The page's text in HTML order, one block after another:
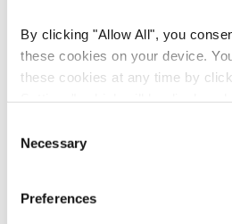
By clicking "Allow All" , you
these cookies on your device.
these cookies at any time by
Depending on the cookie
functionality or personalized
You thereby also consent to the
Selection
Necessary
Preferences
aspettiamo i vostri messaggi e
Instagram